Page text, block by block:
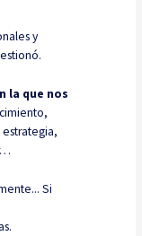
y
la que nos
Si